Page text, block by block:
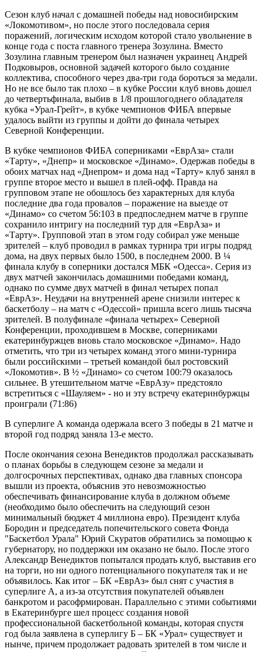
Сезон клуб начал с домашней победы над новосибирским
«Локомотивом», но после этого последовала серия
поражений, логическим исходом которой стало увольнение в
конце года с поста главного тренера Зозулина. Вместо
Зозулина главным тренером был назначен украинец Андрей
Подковыров, основной задачей которого было создание
коллектива, способного через два-три года бороться за медали.
Но не все было так плохо – в кубке России клуб вновь дошел
до четвертьфинала, выбив в 1/8 прошлогоднего обладателя
кубка «Урал-Грейт», в кубке чемпионов ФИБА впервые
удалось выйти из группы и дойти до финала четырех
Северной Конференции.
В кубке чемпионов ФИБА соперниками «ЕврАза» стали
«Тарту», «Днепр» и московское «Динамо». Одержав победы в
обоих матчах над «Днепром» и дома над «Тарту» клуб занял в
группе второе место и вышел в плей-офф. Правда на
групповом этапе не обошлось без характерных для клуба
последние два года провалов – поражение на выезде от
«Динамо» со счетом 56:103 в предпоследнем матче в группе
сохранило интригу на последний тур для «ЕврАза» и
«Тарту». Групповой этап в этом году собирал уже меньше
зрителей – клуб проводил в рамках турнира три игры подряд
дома, на двух первых было 1500, в последнем 2000. В ¼
финала клубу в соперники достался МБК «Одесса». Серия из
двух матчей закончилась домашними победами команд,
однако по сумме двух матчей в финал четырех попал
«ЕврАз». Неудачи на внутренней арене снизили интерес к
баскетболу – на матч с «Одессой» пришла всего лишь тысяча
зрителей. В полуфинале «финала четырех» Северной
Конференции, проходившем в Москве, соперниками
екатеринбуржцев вновь стало московское «Динамо». Надо
отметить, что три из четырех команд этого мини-турнира
были российскими – третьей командой был ростовский
«Локомотив». В ½ «Динамо» со счетом 100:79 оказалось
сильнее. В утешительном матче «ЕврАзу» предстояло
встретиться с «Шауляем» - но и эту встречу екатеринбуржцы
проиграли (71:86)
В суперлиге А команда одержала всего 3 победы в 21 матче и
второй год подряд заняла 13-е место.
После окончания сезона Венедиктов продолжал рассказывать
о планах борьбы в следующем сезоне за медали и
долгосрочных перспективах, однако два главных спонсора
вышли из проекта, объяснив это невозможностью
обеспечивать финансирование клуба в должном объеме
(необходимо было обеспечить на следующий сезон
минимальный бюджет 4 миллиона евро). Президент клуба
Бородин и председатель попечительского совета Фонда
"Баскетбол Урала" Юрий Скуратов обратились за помощью к
губернатору, но поддержки им оказано не было. После этого
Александр Венедиктов попытался продать клуб, выставив его
на торги, но ни одного потенциального покупателя так и не
объявилось. Как итог – БК «ЕврАз» был снят с участия в
суперлиге А, а из-за отсутствия покупателей объявлен
банкротом и расофрмирован. Параллельно с этими событиями
в Екатеринбурге шел процесс создания новой
профессиональной баскетбольной команды, которая спустя
год была заявлена в суперлигу Б – БК «Урал» существует и
нынче, причем продолжает радовать зрителей в том числе и